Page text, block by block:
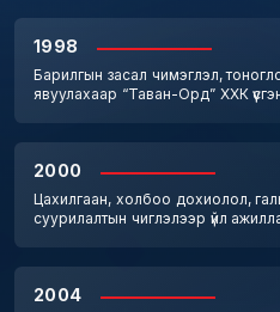
1998
Барилгын засал чимэглэл,
явуулахаар “Таван-Орд” ХХК
2000
Цахилгаан, холбоо дохиолол,
суурилалтын чиглэлээр үйл
2004